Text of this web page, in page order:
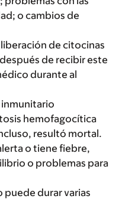
o cambios de
de citocinas
de recibir este
durante al
hemofagocítica
resultó mortal.
o tiene fiebre,
o problemas para
puede durar varias